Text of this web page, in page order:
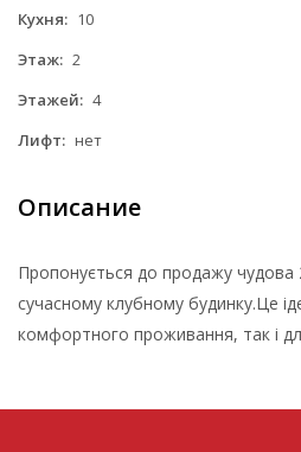
Кухня: 10
Этаж: 2
Этажей: 4
Лифт: нет
Описание
Пропонується до продажу чудова
сучасному клубному будинку.Це
комфортного проживання, так і для